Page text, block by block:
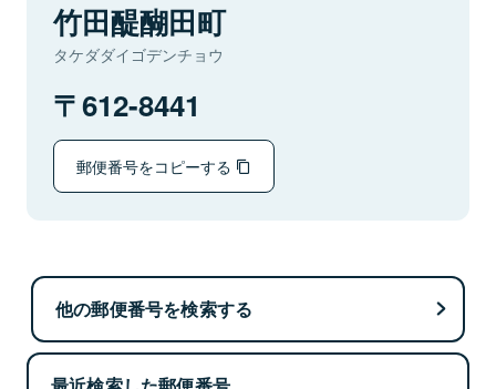
竹田醍醐田町
タケダダイゴデンチョウ
612-8441
郵便番号をコピーする
他の郵便番号を検索する